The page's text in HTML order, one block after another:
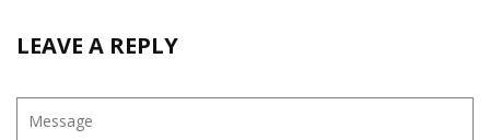
LEAVE A REPLY